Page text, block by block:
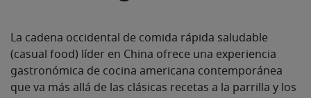
la
navegación
La cadena occidental de comida rápida saludable
(casual food) líder en China ofrece una experiencia
gastronómica de cocina americana contemporánea
que va más allá de las clásicas recetas a la parrilla y los